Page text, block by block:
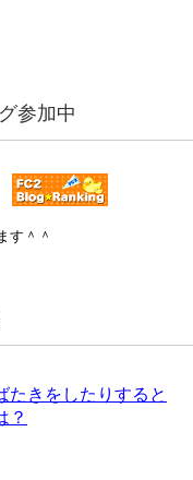
参加中
す＾＾
たきをしたりすると
？